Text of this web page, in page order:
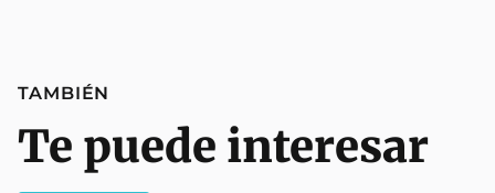
TAMBIÉN
Te puede interesar